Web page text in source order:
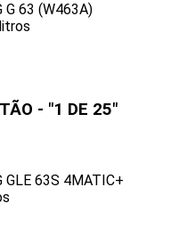
63 (W463A)
- "1 DE 25"
63S 4MATIC+